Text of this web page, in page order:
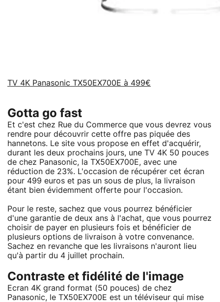
TV 4K Panasonic TX50EX700E à 499€
Gotta go fast
Et c'est chez Rue du Commerce que vous devrez vous
rendre pour découvrir cette offre pas piquée des
hannetons. Le site vous propose en effet d'acquérir,
durant les deux prochains jours, une TV 4K 50 pouces
de chez Panasonic, la TX50EX700E, avec une
réduction de 23%. L'occasion de récupérer cet écran
pour 499 euros et pas un sous de plus, la livraison
étant bien évidemment offerte pour l'occasion.
Pour le reste, sachez que vous pourrez bénéficier
d'une garantie de deux ans à l'achat, que vous pourrez
choisir de payer en plusieurs fois et bénéficier de
plusieurs options de livraison à votre convenance.
Sachez en revanche que les livraisons n'auront lieu
qu'à partir du 4 juillet prochain.
Contraste et fidélité de l'image
Ecran 4K grand format (50 pouces) de chez
Panasonic, le TX50EX700E est un téléviseur qui mise